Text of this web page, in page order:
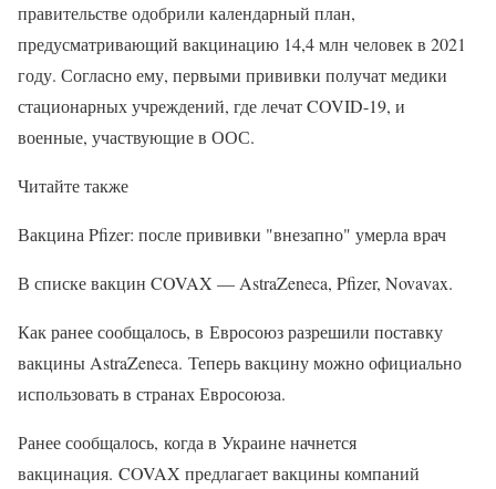
правительстве одобрили календарный план,
предусматривающий вакцинацию 14,4 млн человек в 2021
году. Согласно ему, первыми прививки получат медики
стационарных учреждений, где лечат COVID-19, и
военные, участвующие в ООС.
Читайте также
Вакцина Pfizer: после прививки "внезапно" умерла врач
В списке вакцин COVAX — AstraZeneca, Pfizer, Novavax.
Как ранее сообщалось, в Евросоюз разрешили поставку
вакцины AstraZeneca. Теперь вакцину можно официально
использовать в странах Евросоюза.
Ранее сообщалось, когда в Украине начнется
вакцинация. COVAX предлагает вакцины компаний